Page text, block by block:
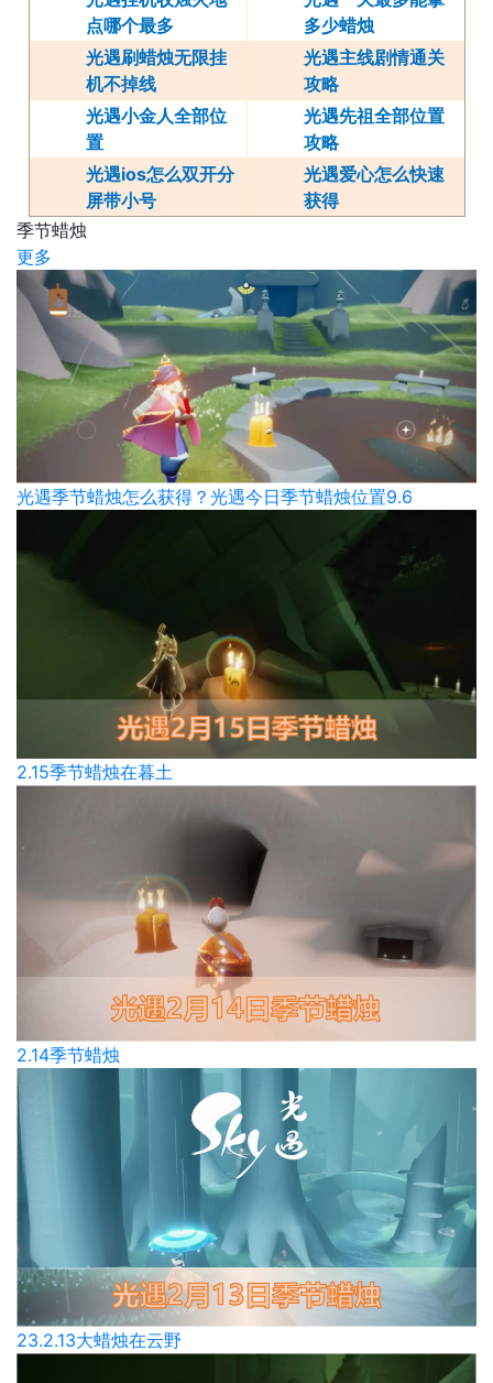
点哪个最多
多少蜡烛
光遇刷蜡烛无限挂
机不掉线
光遇主线剧情通关
攻略
光遇小金人全部位
置
光遇先祖全部位置
攻略
光遇ios怎么双开分
屏带小号
光遇爱心怎么快速
获得
季节蜡烛
更多
光遇季节蜡烛怎么获得？光遇今日季节蜡烛位置9.6
2.15季节蜡烛在暮土
2.14季节蜡烛
23.2.13大蜡烛在云野